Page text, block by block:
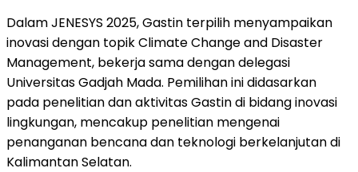
Dalam JENESYS 2025, Gastin terpilih menyampaikan
inovasi dengan topik Climate Change and Disaster
Management, bekerja sama dengan delegasi
Universitas Gadjah Mada. Pemilihan ini didasarkan
pada penelitian dan aktivitas Gastin di bidang inovasi
lingkungan, mencakup penelitian mengenai
penanganan bencana dan teknologi berkelanjutan di
Kalimantan Selatan.